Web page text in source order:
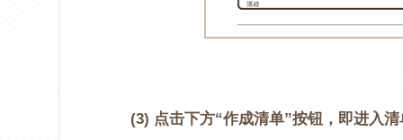
(3) 点击下方“作成清单”按钮，即进入